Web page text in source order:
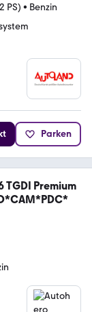
PS) • Benzin
Parken
TGDI Premium